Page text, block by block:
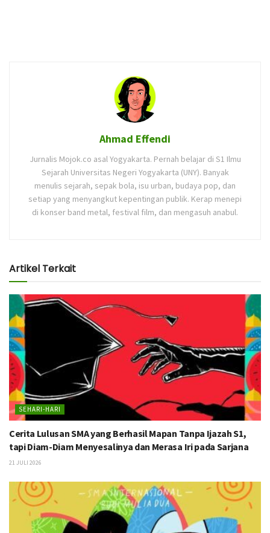
Ahmad Effendi
Jurnalis Mojok.co asal Yogyakarta. Pernah belajar di S1 Ilmu
Sejarah Universitas Negeri Yogyakarta (UNY). Banyak
menulis sejarah, sepak bola, isu urban, budaya pop, dan
setiap yang menyangkut kepentingan publik. Kerap menepi
di konser band metal, festival film, dan mengasuh anabul.
Artikel Terkait
SEHARI-HARI
Cerita Lulusan SMA yang Berhasil Mapan Tanpa Ijazah S1,
tapi Diam-Diam Menyesalinya dan Merasa Iri pada Sarjana
21 JULI 2026